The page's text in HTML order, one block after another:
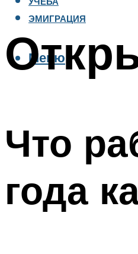
ЭМИГРАЦИЯ
Меню
Что
года